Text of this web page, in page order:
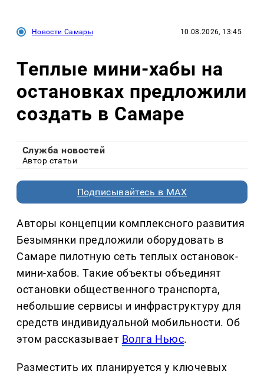
Новости Самары 10.08.2026, 13:45
Теплые мини-хабы на
остановках предложили
создать в Самаре
Служба новостей
Автор статьи
Подписывайтесь в MAX
Авторы концепции комплексного развития
Безымянки предложили оборудовать в
Самаре пилотную сеть теплых остановок-
мини-хабов. Такие объекты объединят
остановки общественного транспорта,
небольшие сервисы и инфраструктуру для
средств индивидуальной мобильности. Об
этом рассказывает Волга Ньюс.
Разместить их планируется у ключевых